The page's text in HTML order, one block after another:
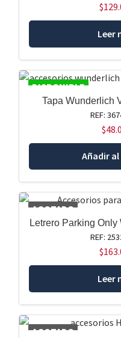
$
Leer
DISPONIBLE
Tapa Wunderlich
REF:
$
Añadir
AGOTADO
Letrero Parking Only
REF:
$
Leer
AGOTADO